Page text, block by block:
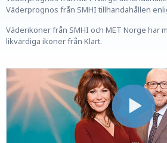
Väderprognos från SMHI tillhandahållen
Väderikoner från SMHI och MET Norge har
likvärdiga ikoner från Klart.